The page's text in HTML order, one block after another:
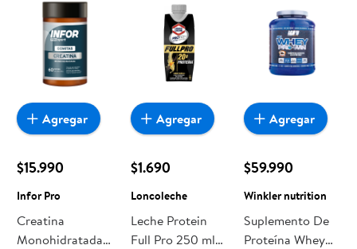
$15.990
Infor Pro
Creatina
Monohidratadas
Agregar
$1.690
Loncoleche
Leche Protein
Full Pro 250 ml
Agregar
$59.990
Winkler nutrition
Suplemento De
Proteína Whey
Agregar